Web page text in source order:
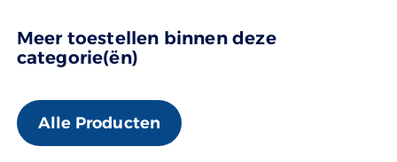
Meer toestellen binnen deze
categorie(ën)
Alle Producten